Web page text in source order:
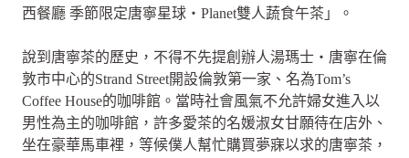
西餐廳 季節限定唐寧星球‧Planet雙人蔬食午茶」。
說到唐寧茶的歷史，不得不先提創辦人湯瑪士‧唐寧在倫
敦市中心的Strand Street開設倫敦第一家、名為Tom’s
Coffee House的咖啡館。當時社會風氣不允許婦女進入以
男性為主的咖啡館，許多愛茶的名媛淑女甘願待在店外、
坐在豪華馬車裡，等候僕人幫忙購買夢寐以求的唐寧茶，